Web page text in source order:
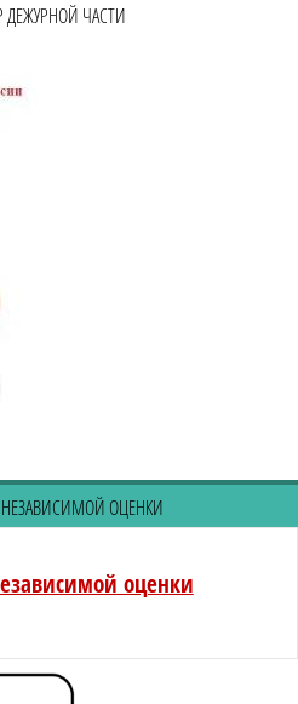
ЧАСТИ
НЕЗАВИСИМОЙ ОЦЕНКИ
оценки